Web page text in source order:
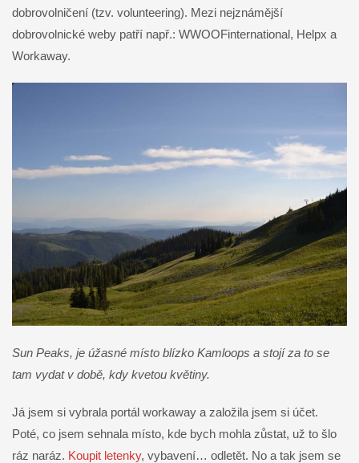
dobrovolničení (tzv. volunteering). Mezi nejznámější
dobrovolnické weby patří např.: WWOOFinternational, Helpx a
Workaway.
Sun Peaks, je úžasné místo blízko Kamloops a stojí za to se
tam vydat v době, kdy kvetou květiny.
Já jsem si vybrala portál workaway a založila jsem si účet.
Poté, co jsem sehnala místo, kde bych mohla zůstat, už to šlo
ráz naráz. Koupit letenky, vybavení… odletět. No a tak jsem se